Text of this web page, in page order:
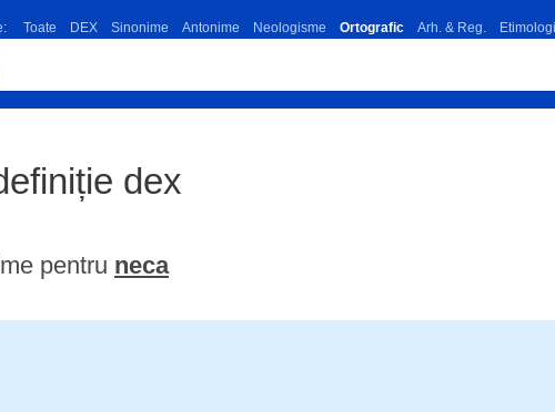
Toate DEX Sinonime Antonime Neologisme Ortografic Arh. & Reg.
dex
pentru neca